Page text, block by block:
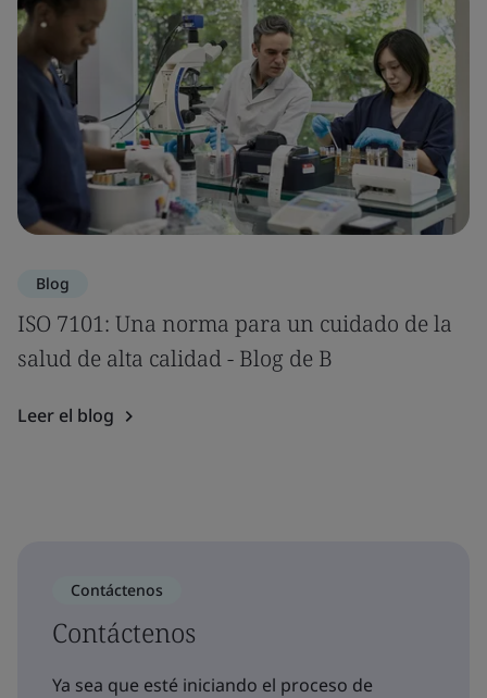
Blog
ISO 7101: Una norma para un cuidado de la
salud de alta calidad - Blog de B
Leer el blog
Contáctenos
Contáctenos
Ya sea que esté iniciando el proceso de